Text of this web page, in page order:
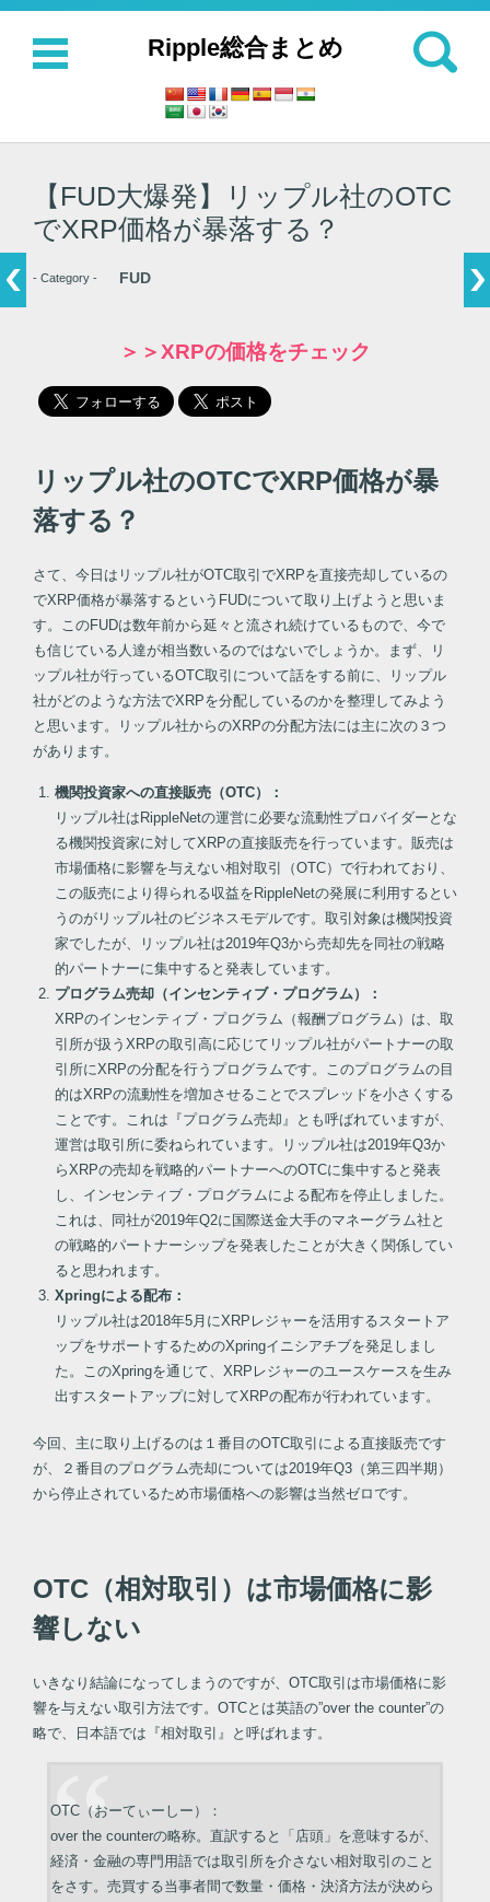
Ripple総合まとめ
検索:
コンテンツに移動
【FUD大爆発】リップル社のOTC
でXRP価格が暴落する？
- Category - FUD
＞＞XRPの価格をチェック
リップル社のOTCでXRP価格が暴
落する？
さて、今日はリップル社がOTC取引でXRPを直接売却しているの
でXRP価格が暴落するというFUDについて取り上げようと思いま
す。このFUDは数年前から延々と流され続けているもので、今で
も信じている人達が相当数いるのではないでしょうか。まず、リ
ップル社が行っているOTC取引について話をする前に、リップル
社がどのような方法でXRPを分配しているのかを整理してみよう
と思います。リップル社からのXRPの分配方法には主に次の３つ
があります。
機関投資家への直接販売（OTC）：
リップル社はRippleNetの運営に必要な流動性プロバイダーとな
る機関投資家に対してXRPの直接販売を行っています。販売は
市場価格に影響を与えない相対取引（OTC）で行われており、
この販売により得られる収益をRippleNetの発展に利用するとい
うのがリップル社のビジネスモデルです。取引対象は機関投資
家でしたが、リップル社は2019年Q3から売却先を同社の戦略
的パートナーに集中すると発表しています。
プログラム売却（インセンティブ・プログラム）：
XRPのインセンティブ・プログラム（報酬プログラム）は、取
引所が扱うXRPの取引高に応じてリップル社がパートナーの取
引所にXRPの分配を行うプログラムです。このプログラムの目
的はXRPの流動性を増加させることでスプレッドを小さくする
ことです。これは『プログラム売却』とも呼ばれていますが、
運営は取引所に委ねられています。リップル社は2019年Q3か
らXRPの売却を戦略的パートナーへのOTCに集中すると発表
し、インセンティブ・プログラムによる配布を停止しました。
これは、同社が2019年Q2に国際送金大手のマネーグラム社と
の戦略的パートナーシップを発表したことが大きく関係してい
ると思われます。
Xpringによる配布：
リップル社は2018年5月にXRPレジャーを活用するスタートア
ップをサポートするためのXpringイニシアチブを発足しまし
た。このXpringを通じて、XRPレジャーのユースケースを生み
出すスタートアップに対してXRPの配布が行われています。
今回、主に取り上げるのは１番目のOTC取引による直接販売です
が、２番目のプログラム売却については2019年Q3（第三四半期）
から停止されているため市場価格への影響は当然ゼロです。
OTC（相対取引）は市場価格に影
響しない
いきなり結論になってしまうのですが、OTC取引は市場価格に影
響を与えない取引方法です。OTCとは英語の”over the counter”の
略で、日本語では『相対取引』と呼ばれます。
OTC（おーてぃーしー）：
over the counterの略称。直訳すると「店頭」を意味するが、
経済・金融の専門用語では取引所を介さない相対取引のこと
をさす。売買する当事者間で数量・価格・決済方法が決めら